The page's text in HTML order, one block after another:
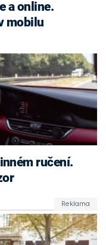
mobilu
ručení.